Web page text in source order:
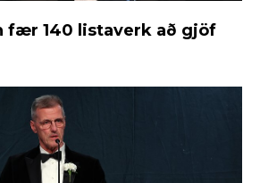
fær 140 listaverk að gjöf